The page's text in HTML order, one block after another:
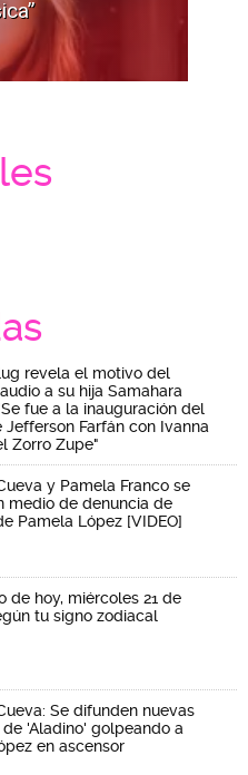
revela el motivo del
a su hija Samahara
fue a la inauguración del
Jefferson Farfán con Ivanna
Zorro Zupe"
y Pamela Franco se
medio de denuncia de
Pamela López [VIDEO]
de hoy, miércoles 21 de
tu signo zodiacal
Se difunden nuevas
de 'Aladino' golpeando a
en ascensor